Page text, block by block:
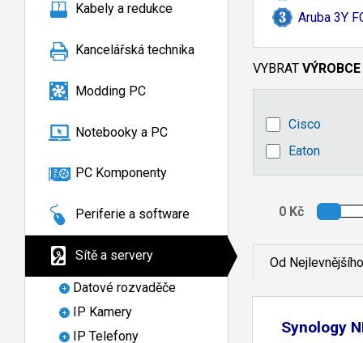
Kabely a redukce
Kancelářská technika
Modding PC
Notebooky a PC
PC Komponenty
Periferie a software
Sítě a servery
Datové rozvaděče
IP Kamery
IP Telefony
Aruba 3Y
VYBRAT VÝROBCE
Cisco
Eaton
Od Nejlevnějšího
Synology